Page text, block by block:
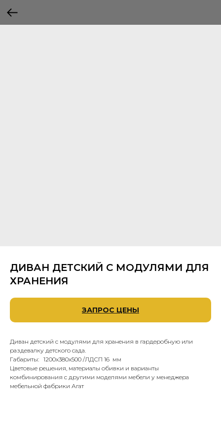
ДИВАН ДЕТСКИЙ С МОДУЛЯМИ ДЛЯ
ХРАНЕНИЯ
ЗАПРОС ЦЕНЫ
Диван детский с модулями для хранения в гардеробную или
раздевалку детского сада.
Габариты: 1200х380х500 /ЛДСП 16 мм
Цветовые решения, материалы обивки и варианты
комбинирования с другими моделями мебели у менеджера
мебельной фабрики Агат